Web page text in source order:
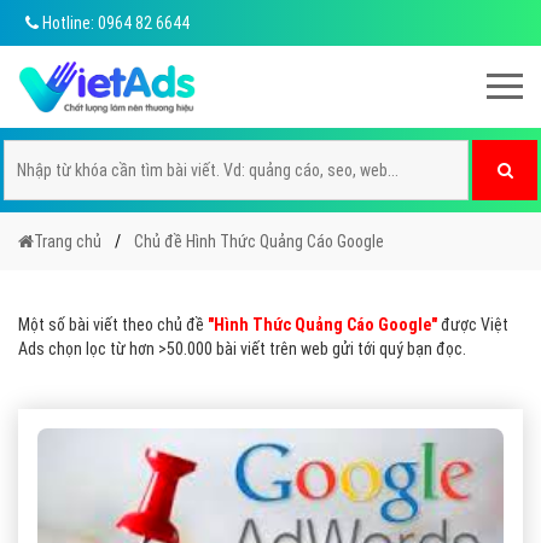
Hotline: 0964 82 6644
Trang chủ Chủ đề Hình Thức Quảng Cáo Google
Một số bài viết theo chủ đề "Hình Thức Quảng Cáo Google"được Việt
Ads chọn lọc từ hơn >50.000 bài viết trên web gửi tới quý bạn đọc.